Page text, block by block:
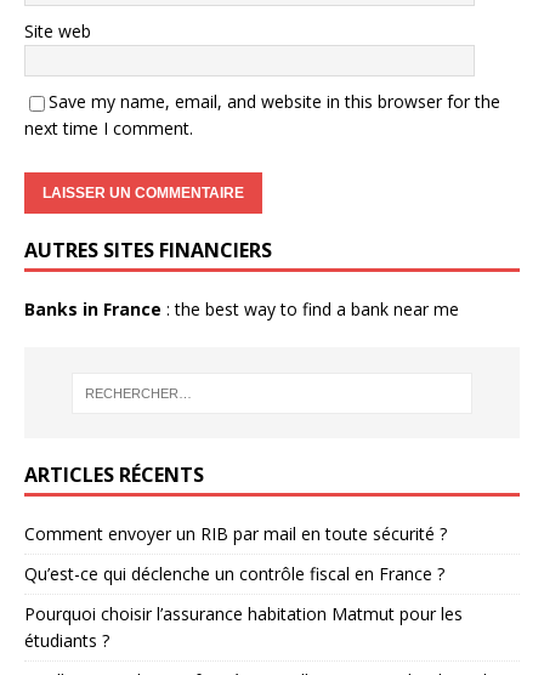
Site web
Save my name, email, and website in this browser for the
next time I comment.
AUTRES SITES FINANCIERS
Banks in France : the best way to find a bank near me
ARTICLES RÉCENTS
Comment envoyer un RIB par mail en toute sécurité ?
Qu’est-ce qui déclenche un contrôle fiscal en France ?
Pourquoi choisir l’assurance habitation Matmut pour les
étudiants ?